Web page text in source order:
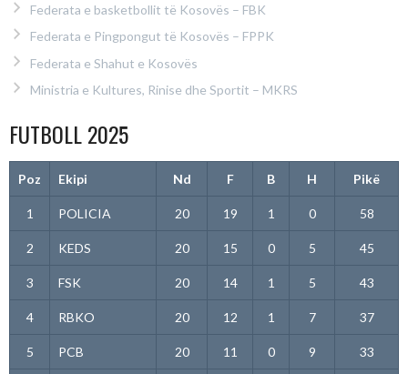
Federata e basketbollit të Kosovës – FBK
Federata e Pingpongut të Kosovës – FPPK
Federata e Shahut e Kosovës
Ministria e Kultures, Rinise dhe Sportit – MKRS
FUTBOLL 2025
Poz Ekipi Nd F B H Pikë
1 POLICIA 20 19 1 0 58
2 KEDS 20 15 0 5 45
3 FSK 20 14 1 5 43
4 RBKO 20 12 1 7 37
5 PCB 20 11 0 9 33